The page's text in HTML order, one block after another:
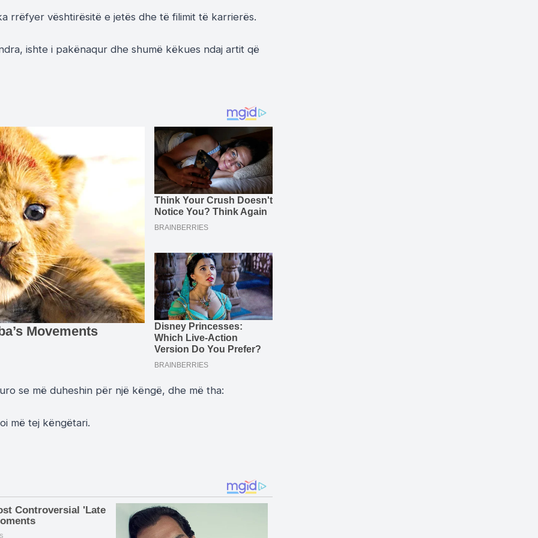
rrëfyer vështirësitë e jetës dhe të filimit të karrierës.
ishte i pakënaqur dhe shumë këkues ndaj artit që
se më duheshin për një këngë, dhe më tha:
më tej këngëtari.